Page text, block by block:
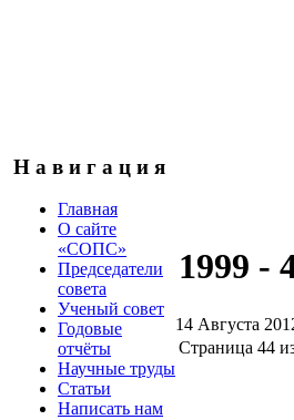
Н а в и г а ц и я
Главная
О сайте
«СОПС»
Председатели
совета
Ученый совет
Годовые
отчёты
Научные труды
Статьи
Написать нам
1999 -
14 Августа
Страница 44